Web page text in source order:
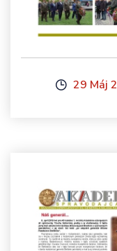
29 Máj